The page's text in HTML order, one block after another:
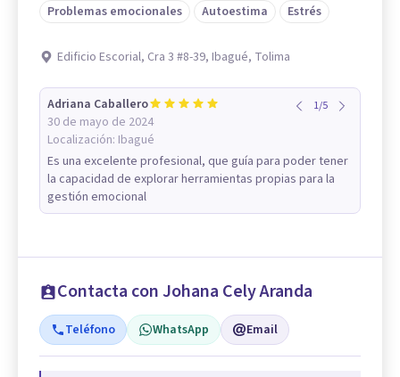
Problemas emocionales
Autoestima Estrés
Edificio Escorial, Cra 3 #8-39, Ibagué, Tolima
Adriana Caballero
30 de mayo de 2024
Localización: Ibagué
1/5
Es una excelente profesional, que guía para poder tener
la capacidad de explorar herramientas propias para la
gestión emocional
Contacta con Johana Cely Aranda
Teléfono WhatsApp Email